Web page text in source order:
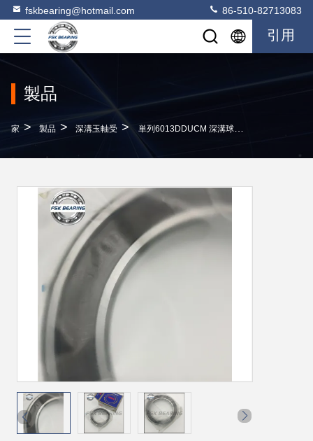
fskbearing@hotmail.com 86-510-82713083
引用
製品
家 > 製品 > 深溝玉軸受 > 単列6013DDUCM 深溝球軸承 65*100*18mm GCR15 自動車用